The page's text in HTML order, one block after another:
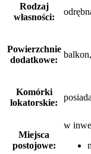
Rodzaj
własności:
Powierzchnie
dodatkowe:
Komórki
lokatorskie:
posiada
Miejsca
postojowe:
w